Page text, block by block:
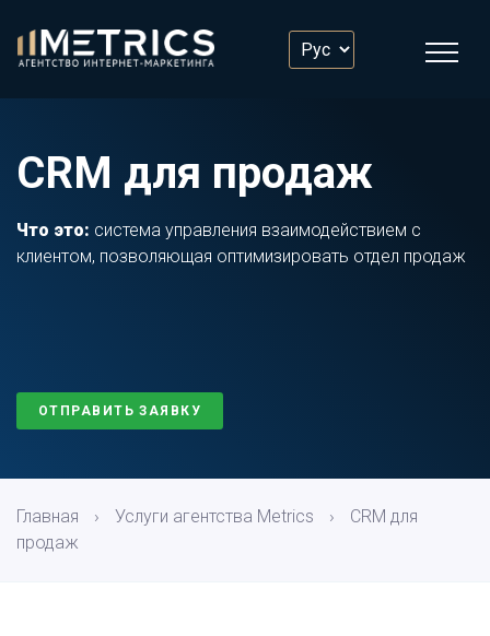
CRM для продаж
Что это: система управления взаимодействием с
клиентом, позволяющая оптимизировать отдел продаж
ОТПРАВИТЬ ЗАЯВКУ
Главная › Услуги агентства Metrics ›
CRM для
продаж